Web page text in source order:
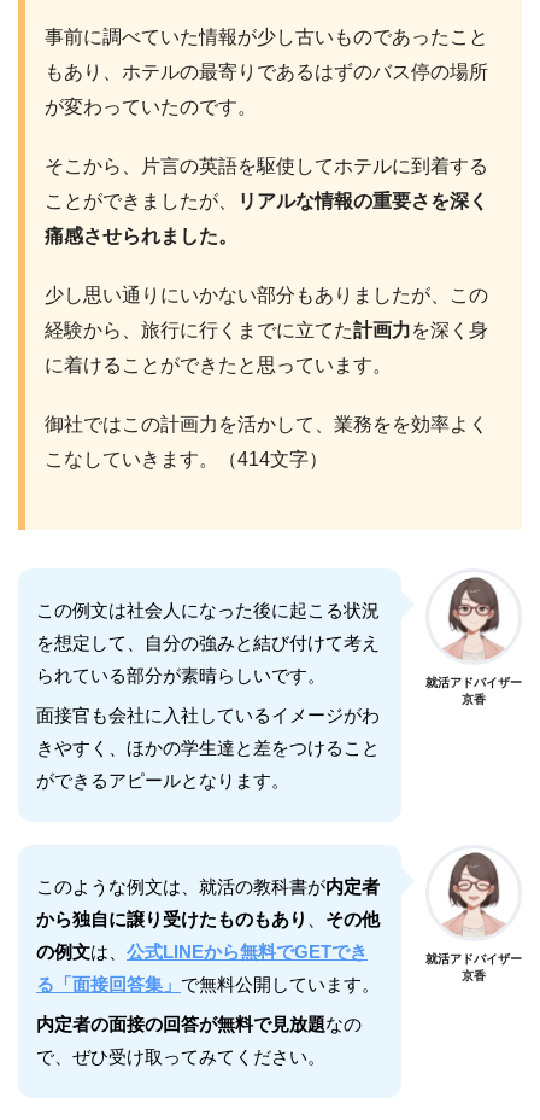
事前に調べていた情報が少し古いものであったこと
もあり、ホテルの最寄りであるはずのバス停の場所
が変わっていたのです。
そこから、片言の英語を駆使してホテルに到着する
ことができましたが、
リアルな情報の重要さを深く
痛感させられました。
少し思い通りにいかない部分もありましたが、この
経験から、旅行に行くまでに立てた計画力を深く身
に着けることができたと思っています。
御社ではこの計画力を活かして、業務をを効率よく
こなしていきます。（414文字）
この例文は社会人になった後に起こる状況
を想定して、自分の強みと結び付けて考え
られている部分が素晴らしいです。
面接官も会社に入社しているイメージがわ
きやすく、ほかの学生達と差をつけること
ができるアピールとなります。
就活アドバイザー
京香
このような例文は、就活の教科書が内定者
から独自に譲り受けたものもあり
その他
の例文は、 公式LINEから無料でGETでき
る「面接回答集」 で無料公開しています。
内定者の面接の回答が無料で見放題なの
で、ぜひ受け取ってみてください。
就活アドバイザー
京香